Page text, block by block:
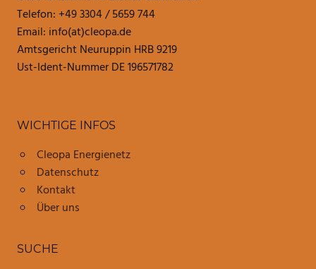
Telefon: +49 3304 / 5659 744
Email: info(at)cleopa.de
Amtsgericht Neuruppin HRB 9219
Ust-Ident-Nummer DE 196571782
WICHTIGE INFOS
Cleopa Energienetz
Datenschutz
Kontakt
Über uns
SUCHE